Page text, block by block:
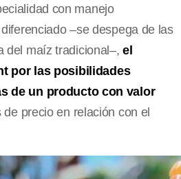
con manejo
–se despega de las
del maíz tradicional–,el
por las posibilidades
de un producto con valor
de precio en relación con el